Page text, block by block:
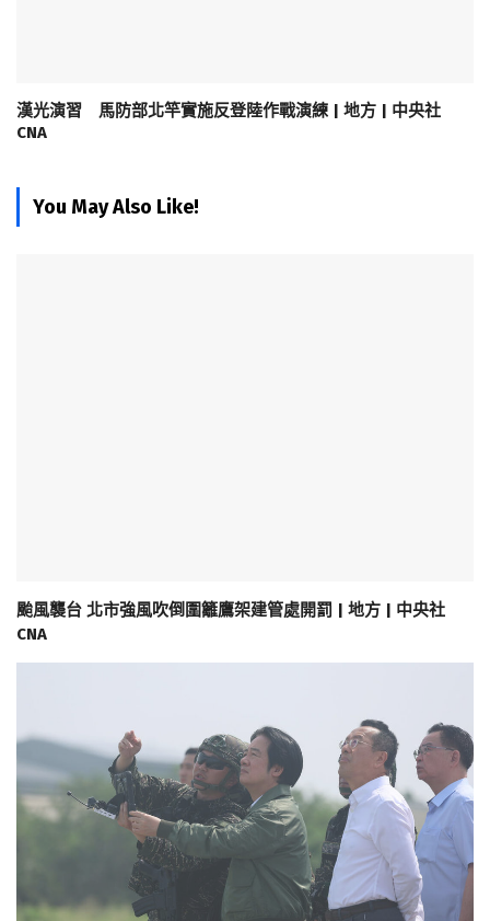
漢光演習 馬防部北竿實施反登陸作戰演練 | 地方 | 中央社
CNA
You May Also Like!
颱風襲台 北市強風吹倒圍籬鷹架建管處開罰 | 地方 | 中央社
CNA